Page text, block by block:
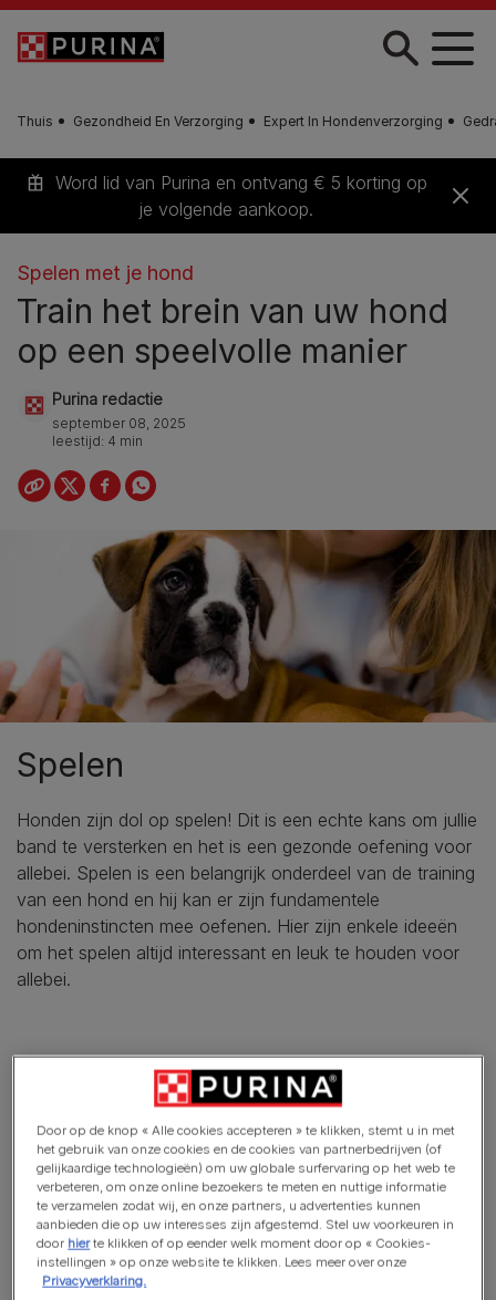
Skip to main content
Thuis Gezondheid En Verzorging Expert In Hondenverzorging
Word lid van Purina en ontvang € 5 korting op
je volgende aankoop.
Spelen met je hond
Train het brein van uw hond
op een speelvolle manier
Purina redactie
september 08, 2025
leestijd: 4 min
Spelen
Honden zijn dol op spelen! Dit is een echte kans om jullie
band te versterken en het is een gezonde oefening voor
allebei. Spelen is een belangrijk onderdeel van de training
van een hond en hij kan er zijn fundamentele
hondeninstincten mee oefenen. Hier zijn enkele ideeën
om het spelen altijd interessant en leuk te houden voor
allebei.
Vind het snoepje
Speurtocht
Schattenjacht
Apporteren
Door op de knop « Alle cookies accepteren » te klikken, stemt u in met
het gebruik van onze cookies en de cookies van partnerbedrijven (of
gelijkaardige technologieën) om uw globale surfervaring op het web te
verbeteren, om onze online bezoekers te meten en nuttige informatie
te verzamelen zodat wij, en onze partners, u advertenties kunnen
aanbieden die op uw interesses zijn afgestemd. Stel uw voorkeuren in
door hierte klikken of op eender welk moment door op « Cookies-
instellingen » op onze website te klikken. Lees meer over onze
Privacyverklaring.